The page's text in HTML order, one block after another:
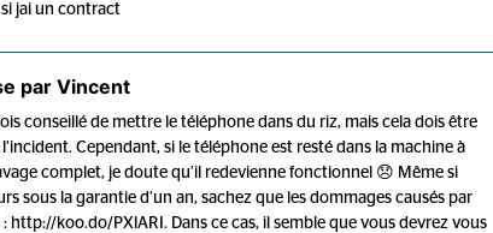
jai un contract
parVincent
conseillé de mettre le téléphone dans du riz, mais cela dois être
Cependant, si le téléphone est resté dans la machine à
complet, je doute qu’il redevienne fonctionnel 😞 Même si
sous la garantie d’un an, sachez que les dommages causés par
: http://koo.do/PXlARI. Dans ce cas, il semble que vous devrez vous